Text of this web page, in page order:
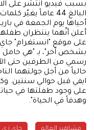
بسبب فيديو انتشر على
البالغ 44 عاماً
أحياها يوم الجمعة في
أعلن أنّهما ينتظران
على موقع "انستغرام"
بشخص آخر"، بـ "هي حامل
رسمي من الطرفين حتى
حالياً من أجل جولتهما
على وجود طفلتها في
وهدفاً في الحياة".